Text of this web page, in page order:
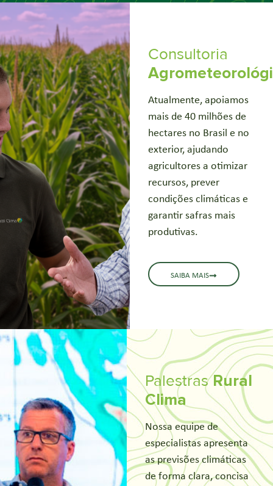
Consultoria
Atualmente, apoiamos
mais de 40 milhões de
hectares no Brasil e no
exterior, ajudando
agricultores a otimizar
recursos, prever
condições climáticas e
garantir safras mais
produtivas.
SAIBA MAIS
PalestrasRural
Clima
Nossa equipe de
especialistas apresenta
as previsões climáticas
de forma clara, concisa